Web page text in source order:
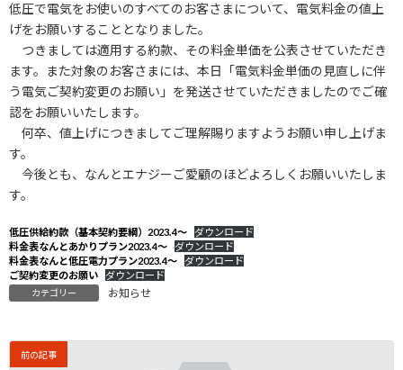
低圧で電気をお使いのすべてのお客さまについて、電気料金の値上
げをお願いすることとなりました。
つきましては適用する約款、その料金単価を公表させていただき
ます。また対象のお客さまには、本日「電気料金単価の見直しに伴
う電気ご契約変更のお願い」を発送させていただきましたのでご確
認をお願いいたします。
何卒、値上げにつきましてご理解賜りますようお願い申し上げま
す。
今後とも、なんとエナジーご愛顧のほどよろしくお願いいたしま
す。
低圧供給約款（基本契約要綱）2023.4～
ダウンロード
料金表なんとあかりプラン2023.4～
ダウンロード
料金表なんと低圧電力プラン2023.4～
ダウンロード
ご契約変更のお願い
ダウンロード
カテゴリー お知らせ
前の記事